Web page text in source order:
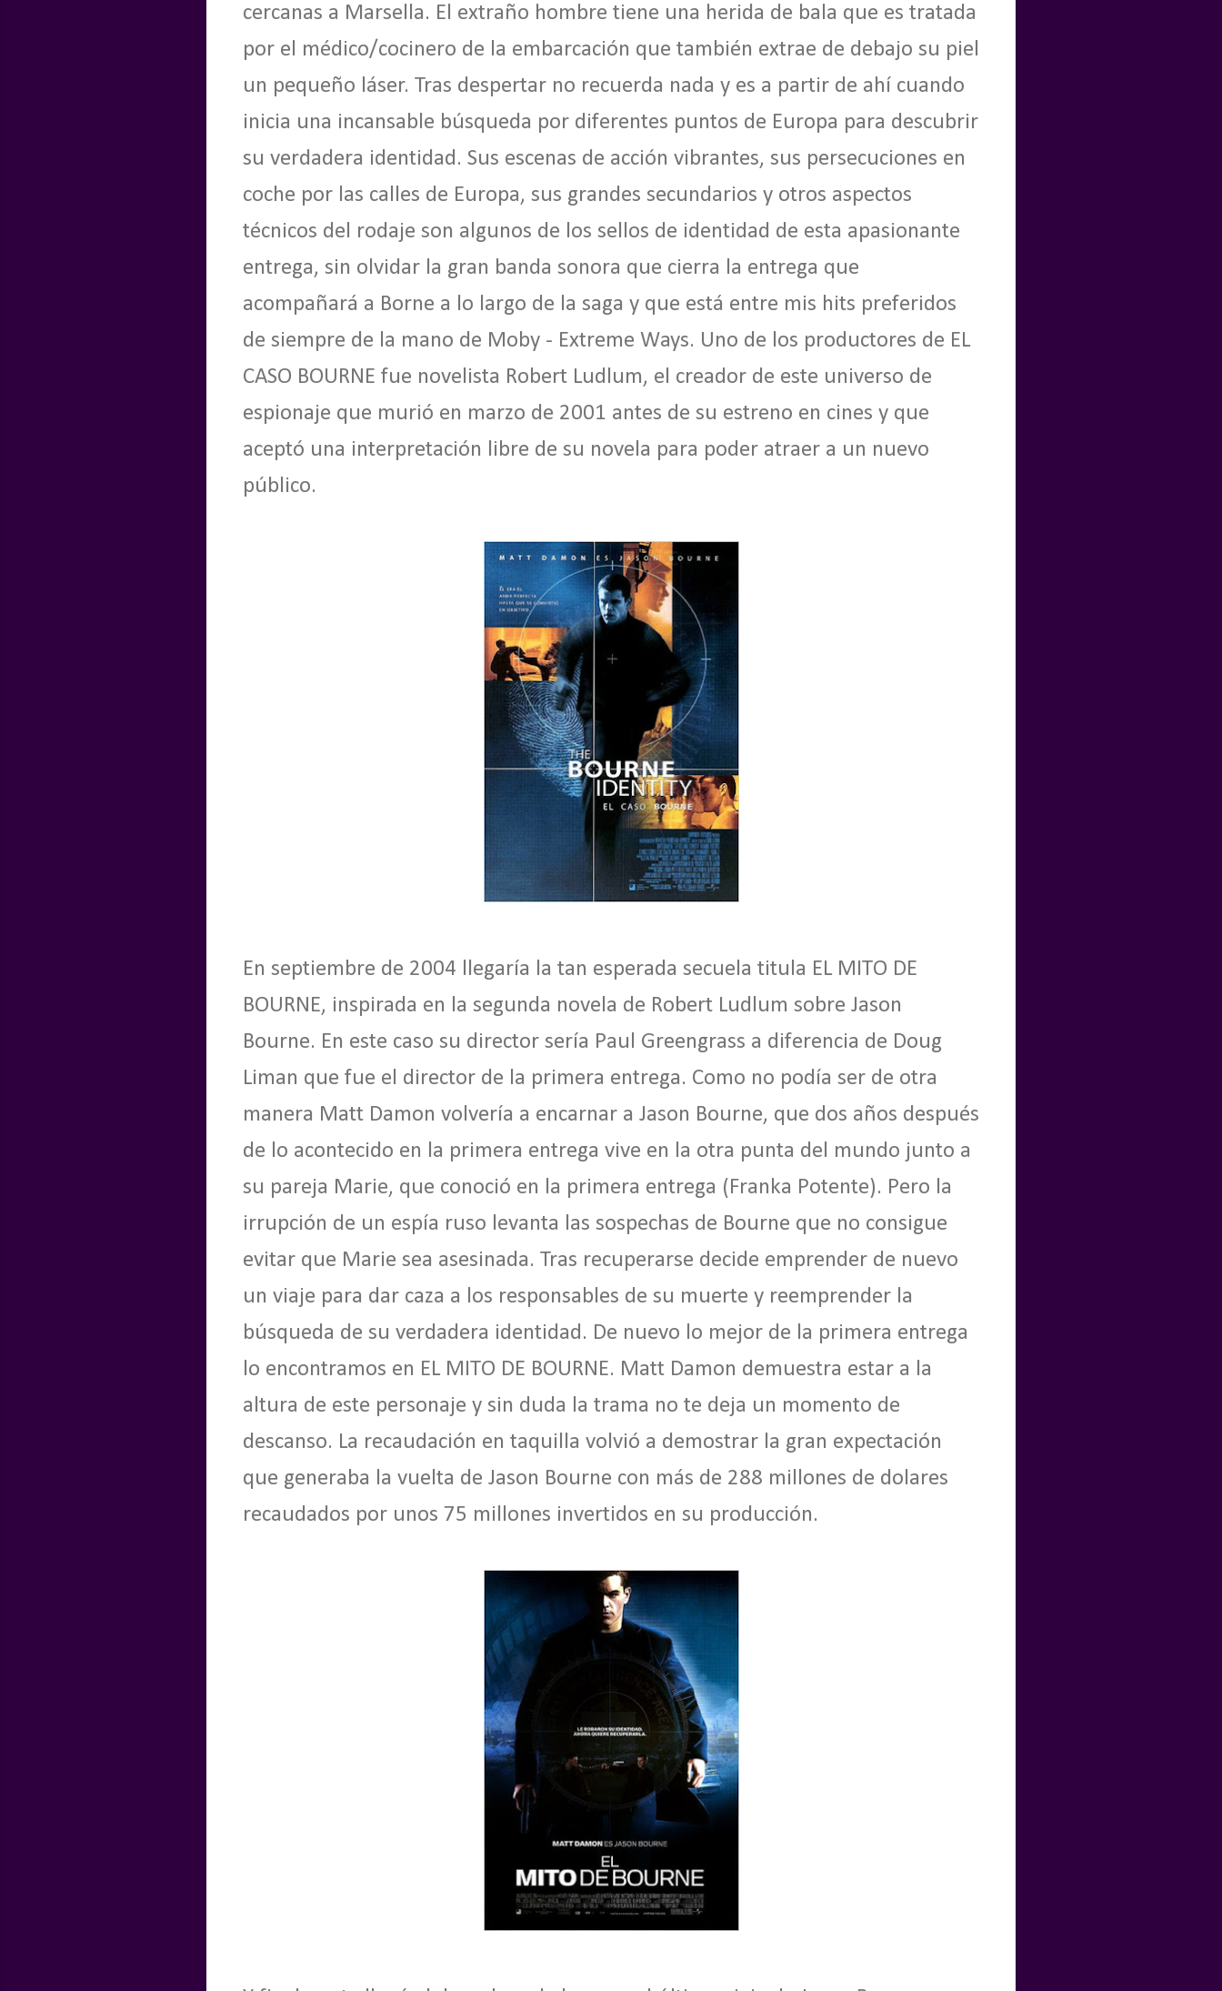
cercanas a Marsella. El extraño hombre tiene una herida de bala que es tratada
por el médico/cocinero de la embarcación que también extrae de debajo su piel
un pequeño láser. Tras despertar no recuerda nada y es a partir de ahí cuando
inicia una incansable búsqueda por diferentes puntos de Europa para descubrir
su verdadera identidad. Sus escenas de acción vibrantes, sus persecuciones en
coche por las calles de Europa, sus grandes secundarios y otros aspectos
técnicos del rodaje son algunos de los sellos de identidad de esta apasionante
entrega, sin olvidar la gran banda sonora que cierra la entrega que
acompañará a Borne a lo largo de la saga y que está entre mis hits preferidos
de siempre de la mano de Moby - Extreme Ways. Uno de los productores de EL
CASO BOURNE fue novelista Robert Ludlum, el creador de este universo de
espionaje que murió en marzo de 2001 antes de su estreno en cines y que
aceptó una interpretación libre de su novela para poder atraer a un nuevo
público.
En septiembre de 2004 llegaría la tan esperada secuela titula EL MITO DE
BOURNE, inspirada en la segunda novela de Robert Ludlum sobre Jason
Bourne. En este caso su director sería Paul Greengrass a diferencia de Doug
Liman que fue el director de la primera entrega. Como no podía ser de otra
manera Matt Damon volvería a encarnar a Jason Bourne, que dos años después
de lo acontecido en la primera entrega vive en la otra punta del mundo junto a
su pareja Marie, que conoció en la primera entrega (Franka Potente). Pero la
irrupción de un espía ruso levanta las sospechas de Bourne que no consigue
evitar que Marie sea asesinada. Tras recuperarse decide emprender de nuevo
un viaje para dar caza a los responsables de su muerte y reemprender la
búsqueda de su verdadera identidad. De nuevo lo mejor de la primera entrega
lo encontramos en EL MITO DE BOURNE. Matt Damon demuestra estar a la
altura de este personaje y sin duda la trama no te deja un momento de
descanso. La recaudación en taquilla volvió a demostrar la gran expectación
que generaba la vuelta de Jason Bourne con más de 288 millones de dolares
recaudados por unos 75 millones invertidos en su producción.